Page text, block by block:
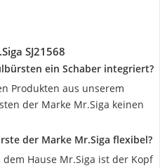
SJ21568
ein Schaber integriert?
Produkten aus unserem
der Marke Mr.Siga keinen
der Marke Mr.Siga flexibel?
Hause Mr.Siga ist der Kopf